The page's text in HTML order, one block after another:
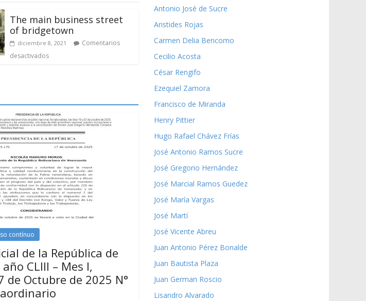
The main business street
of bridgetown
diciembre 8, 2021
Comentarios
desactivados
contínuo
de la República de
CLIII – Mes I,
de Octubre de 2025 N°
Antonio José de Sucre
Aristides Rojas
Carmen Delia Bencomo
Cecilio Acosta
César Rengifo
Ezequiel Zamora
Francisco de Miranda
Henry Pittier
Hugo Rafael Chávez Frías
José Antonio Ramos Sucre
José Gregorio Hernández
José Marcial Ramos Guedez
José María Vargas
José Martí
José Vicente Abreu
Juan Antonio Pérez Bonalde
Juan Bautista Plaza
Juan German Roscio
Lisandro Alvarado